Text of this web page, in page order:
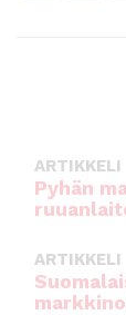
o
o
k
ARTIKKELI
Pyhän
ARTIKKELI